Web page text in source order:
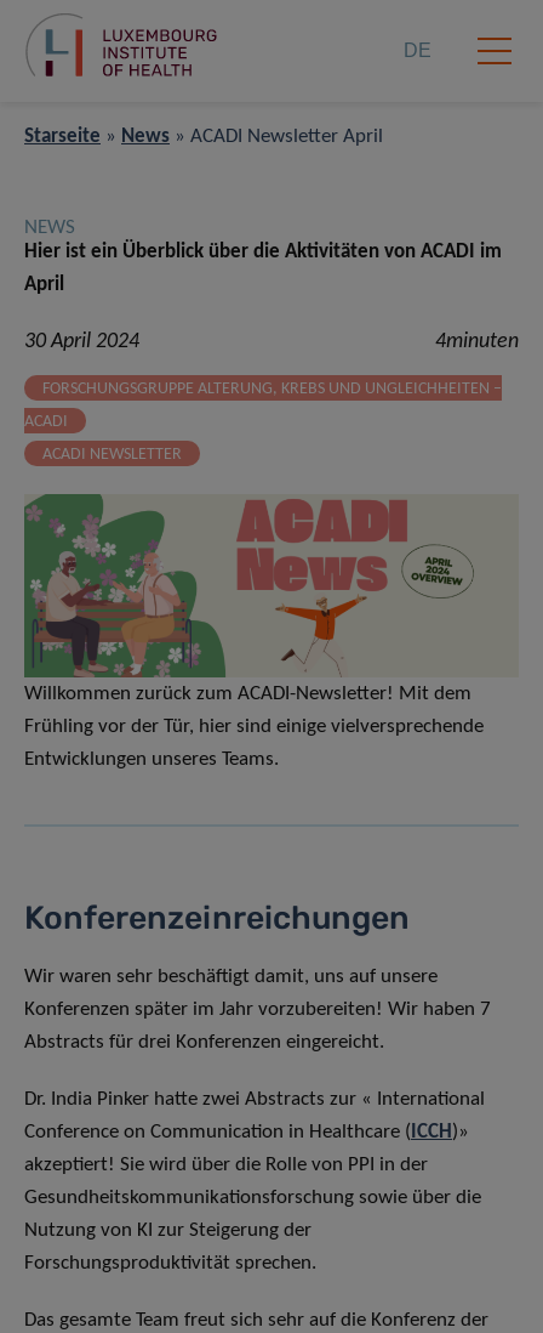
DE
Starseite » News » ACADI Newsletter April
NEWS
Hier ist ein Überblick über die Aktivitäten von ACADI im
April
30 April 2024 4minuten
FORSCHUNGSGRUPPE ALTERUNG, KREBS UND UNGLEICHHEITEN –
ACADI
ACADI NEWSLETTER
Willkommen zurück zum ACADI-Newsletter! Mit dem
Frühling vor der Tür, hier sind einige vielversprechende
Entwicklungen unseres Teams.
Konferenzeinreichungen
Wir waren sehr beschäftigt damit, uns auf unsere
Konferenzen später im Jahr vorzubereiten! Wir haben 7
Abstracts für drei Konferenzen eingereicht.
Dr. India Pinker hatte zwei Abstracts zur « International
Conference on Communication in Healthcare ( ICCH )»
akzeptiert! Sie wird über die Rolle von PPI in der
Gesundheitskommunikationsforschung sowie über die
Nutzung von KI zur Steigerung der
Forschungsproduktivität sprechen.
Das gesamte Team freut sich sehr auf die Konferenz der